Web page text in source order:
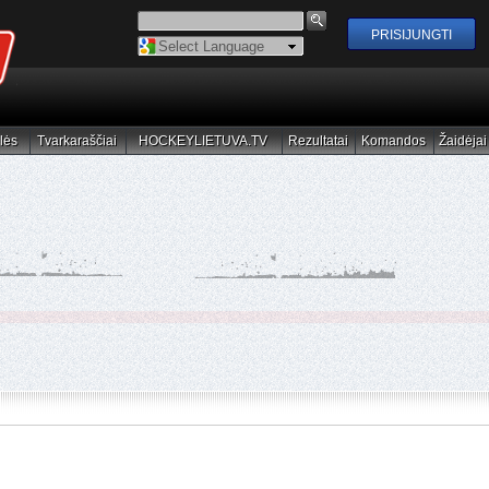
Powered by
Tvarkaraščiai
Tvarkaraščiai HOCKEYLIETUVA.TV
HOCKEYLIETUVA.TV Rezultatai
Rezultatai Komandos
Komandos Žaidėjai
Žaidėjai